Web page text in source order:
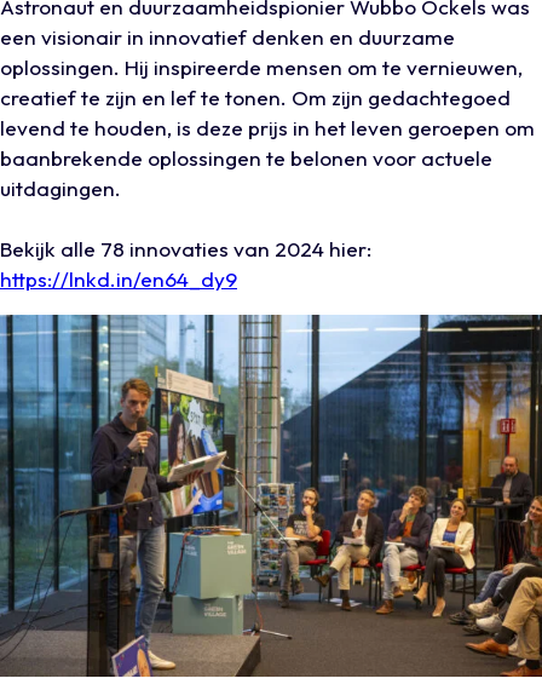
Astronaut en duurzaamheidspionier Wubbo Ockels was
een visionair in innovatief denken en duurzame
oplossingen. Hij inspireerde mensen om te vernieuwen,
creatief te zijn en lef te tonen. Om zijn gedachtegoed
levend te houden, is deze prijs in het leven geroepen om
baanbrekende oplossingen te belonen voor actuele
uitdagingen.
Bekijk alle 78 innovaties van 2024 hier:
https://lnkd.in/en64_dy9